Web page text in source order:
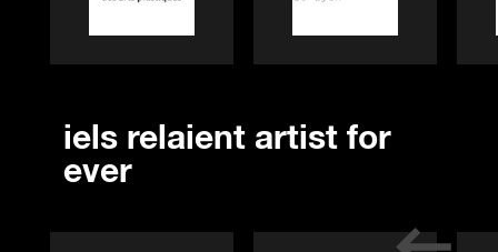
iels relaient artist for
ever